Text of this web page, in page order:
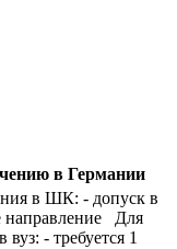
в Германии
в ШК: - допуск в
Для
вуз: - требуется 1